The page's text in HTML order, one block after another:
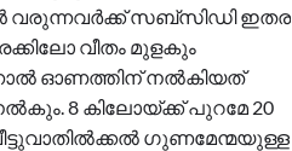
വരുന്നവർക്ക് സബ്സിഡി ഇതര
വീതം മുളകും
ഓണത്തിന് നൽകിയത്
8 കിലോയ്ക്ക് പുറമേ 20
ഗുണമേന്മയുള്ള